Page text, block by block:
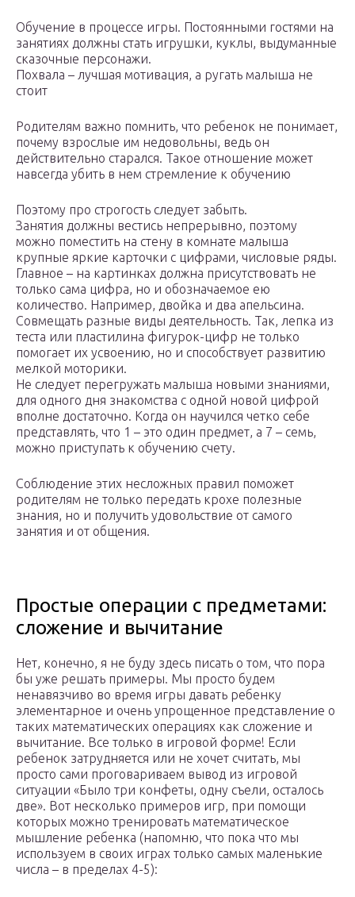
Обучение в процессе игры. Постоянными гостями на
занятиях должны стать игрушки, куклы, выдуманные
сказочные персонажи.
Похвала – лучшая мотивация, а ругать малыша не
стоит
Родителям важно помнить, что ребенок не понимает,
почему взрослые им недовольны, ведь он
действительно старался. Такое отношение может
навсегда убить в нем стремление к обучению
Поэтому про строгость следует забыть.
Занятия должны вестись непрерывно, поэтому
можно поместить на стену в комнате малыша
крупные яркие карточки с цифрами, числовые ряды.
Главное – на картинках должна присутствовать не
только сама цифра, но и обозначаемое ею
количество. Например, двойка и два апельсина.
Совмещать разные виды деятельность. Так, лепка из
теста или пластилина фигурок-цифр не только
помогает их усвоению, но и способствует развитию
мелкой моторики.
Не следует перегружать малыша новыми знаниями,
для одного дня знакомства с одной новой цифрой
вполне достаточно. Когда он научился четко себе
представлять, что 1 – это один предмет, а 7 – семь,
можно приступать к обучению счету.
Соблюдение этих несложных правил поможет
родителям не только передать крохе полезные
знания, но и получить удовольствие от самого
занятия и от общения.
Простые операции с предметами:
сложение и вычитание
Нет, конечно, я не буду здесь писать о том, что пора
бы уже решать примеры. Мы просто будем
ненавязчиво во время игры давать ребенку
элементарное и очень упрощенное представление о
таких математических операциях как сложение и
вычитание. Все только в игровой форме! Если
ребенок затрудняется или не хочет считать, мы
просто сами проговариваем вывод из игровой
ситуации «Было три конфеты, одну съели, осталось
две». Вот несколько примеров игр, при помощи
которых можно тренировать математическое
мышление ребенка (напомню, что пока что мы
используем в своих играх только самых маленькие
числа – в пределах 4-5):